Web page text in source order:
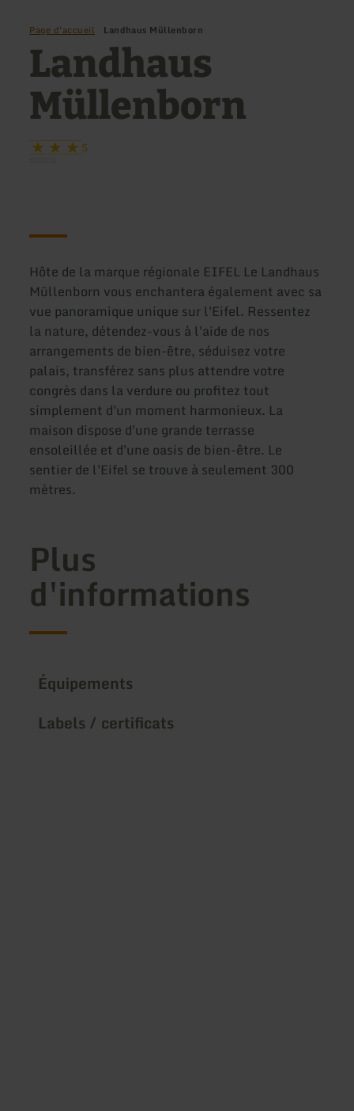
Page d'accueil Landhaus Müllenborn
Landhaus
Müllenborn
S
Hôte de la marque régionale EIFEL Le Landhaus
Müllenborn vous enchantera également avec sa
vue panoramique unique sur l'Eifel. Ressentez
la nature, détendez-vous à l'aide de nos
arrangements de bien-être, séduisez votre
palais, transférez sans plus attendre votre
congrès dans la verdure ou profitez tout
simplement d'un moment harmonieux. La
maison dispose d'une grande terrasse
ensoleillée et d'une oasis de bien-être. Le
sentier de l'Eifel se trouve à seulement 300
mètres.
Plus
d'informations
Équipements
Labels / certificats